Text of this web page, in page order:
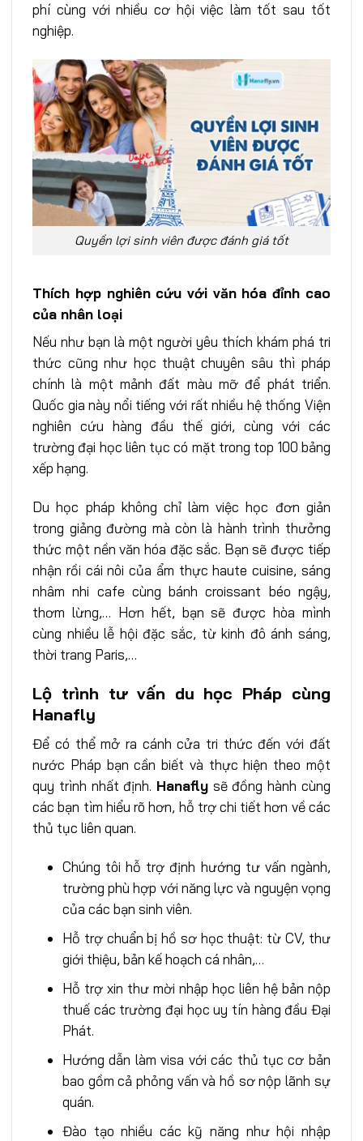
phí cùng với nhiều cơ hội việc làm tốt sau tốt
nghiệp.
Quyền lợi sinh viên được đánh giá tốt
Thích hợp nghiên cứu với văn hóa đỉnh cao
của nhân loại
Nếu như bạn là một người yêu thích khám phá tri
thức cũng như học thuật chuyên sâu thì pháp
chính là một mảnh đất màu mỡ để phát triển.
Quốc gia này nổi tiếng với rất nhiều hệ thống Viện
nghiên cứu hàng đầu thế giới, cùng với các
trường đại học liên tục có mặt trong top 100 bảng
xếp hạng.
Du học pháp không chỉ làm việc học đơn giản
trong giảng đường mà còn là hành trình thưởng
thức một nền văn hóa đặc sắc. Bạn sẽ được tiếp
nhận rồi cái nôi của ẩm thực haute cuisine, sáng
nhâm nhi cafe cùng bánh croissant béo ngậy,
thơm lừng,… Hơn hết, bạn sẽ được hòa mình
cùng nhiều lễ hội đặc sắc, từ kinh đô ánh sáng,
thời trang Paris,…
Lộ trình tư vấn du học Pháp cùng
Hanafly
Để có thể mở ra cánh cửa tri thức đến với đất
nước Pháp bạn cần biết và thực hiện theo một
quy trình nhất định. Hanafly sẽ đồng hành cùng
các bạn tìm hiểu rõ hơn, hỗ trợ chi tiết hơn về các
thủ tục liên quan.
Chúng tôi hỗ trợ định hướng tư vấn ngành,
trường phù hợp với năng lực và nguyện vọng
của các bạn sinh viên.
Hỗ trợ chuẩn bị hồ sơ học thuật: từ CV, thư
giới thiệu, bản kế hoạch cá nhân,…
Hỗ trợ xin thư mời nhập học liên hệ bản nộp
thuế các trường đại học uy tín hàng đầu Đại
Phát.
Hướng dẫn làm visa với các thủ tục cơ bản
bao gồm cả phỏng vấn và hồ sơ nộp lãnh sự
quán.
Đào tạo nhiều các kỹ năng như hội nhập